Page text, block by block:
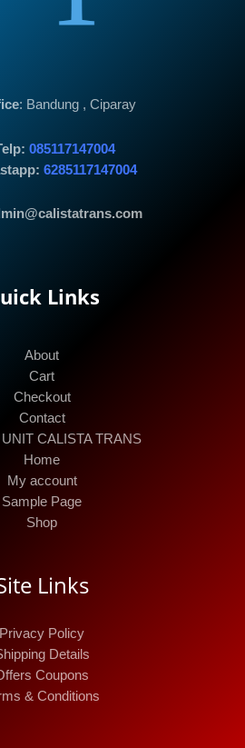
: Bandung , Ciparay
085117147004
6285117147004
Links
About
Cart
Checkout
Contact
CALISTA TRANS
Home
My account
Sample Page
Shop
Links
Privacy Policy
Details
Coupons
& Conditions